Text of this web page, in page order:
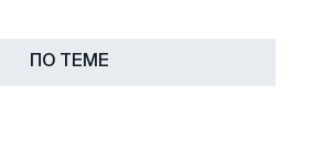
ПО ТЕМЕ